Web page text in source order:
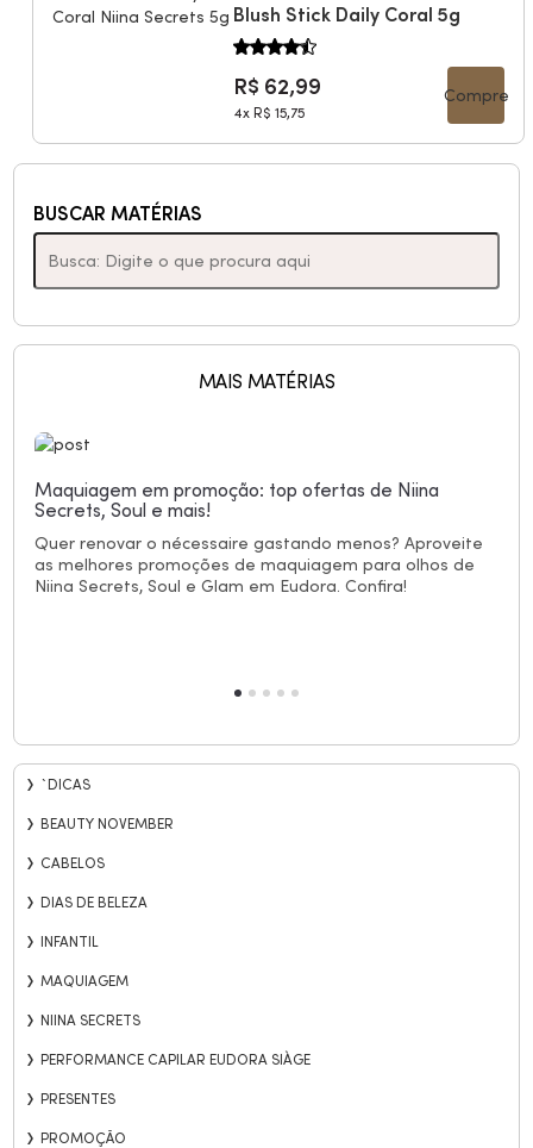
Blush Stick Daily Coral 5g
R$ 62,99
4x R$ 15,75
Compre
BUSCAR MATÉRIAS
MAIS MATÉRIAS
Maquiagem em promoção: top ofertas de Niina
Secrets, Soul e mais!
Quer renovar o nécessaire gastando menos? Aproveite
as melhores promoções de maquiagem para olhos de
Niina Secrets, Soul e Glam em Eudora. Confira!
`DICAS
BEAUTY NOVEMBER
CABELOS
DIAS DE BELEZA
INFANTIL
MAQUIAGEM
NIINA SECRETS
PERFORMANCE CAPILAR EUDORA SIÀGE
PRESENTES
PROMOÇÃO